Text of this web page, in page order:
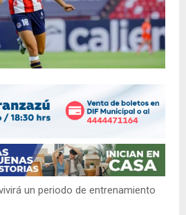
un periodo de entrenamiento